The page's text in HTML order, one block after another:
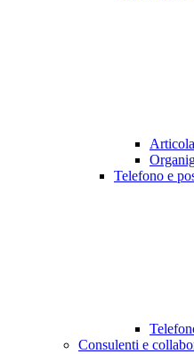
Telefono e
Consulenti e